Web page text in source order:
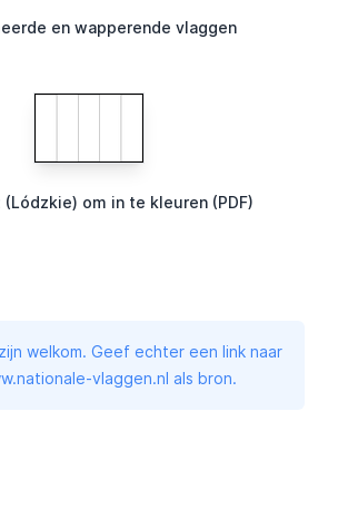
en wapperende vlaggen
(Lódzkie) om in te kleuren (PDF)
welkom. Geef echter een link naar
vlaggen.nl als bron.